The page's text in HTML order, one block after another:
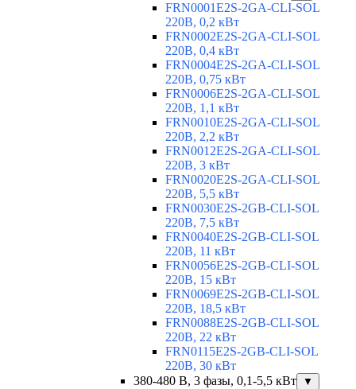
FRN0001E2S-2GA-CLI-SOL
220В, 0,2 кВт
FRN0002E2S-2GA-CLI-SOL
220В, 0,4 кВт
FRN0004E2S-2GA-CLI-SOL
220В, 0,75 кВт
FRN0006E2S-2GA-CLI-SOL
220В, 1,1 кВт
FRN0010E2S-2GA-CLI-SOL
220В, 2,2 кВт
FRN0012E2S-2GA-CLI-SOL
220В, 3 кВт
FRN0020E2S-2GA-CLI-SOL
220В, 5,5 кВт
FRN0030E2S-2GB-CLI-SOL
220В, 7,5 кВт
FRN0040E2S-2GB-CLI-SOL
220В, 11 кВт
FRN0056E2S-2GB-CLI-SOL
220В, 15 кВт
FRN0069E2S-2GB-CLI-SOL
220В, 18,5 кВт
FRN0088E2S-2GB-CLI-SOL
220В, 22 кВт
FRN0115E2S-2GB-CLI-SOL
220В, 30 кВт
380-480 В, 3 фазы, 0,1-5,5 кВт
▼